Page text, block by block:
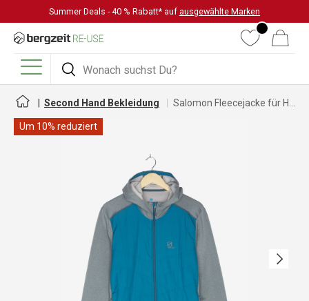
DIREKT ZUM INHALT
Summer Deals - 40 % Rabatt* auf ausgewählte Marken
Suchen
Suchen
WunschlisteWarenkorb
Menü
Second Hand Bekleidung
Um 10% reduziert
Nächste